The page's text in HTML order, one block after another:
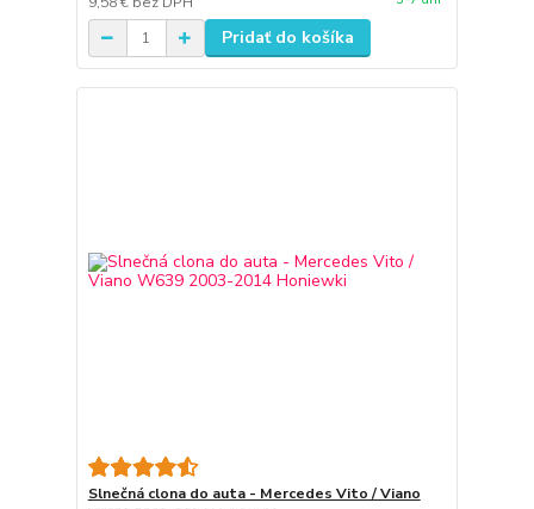
Pridať do košíka
Slnečná clona do auta - Mercedes Vito / Viano